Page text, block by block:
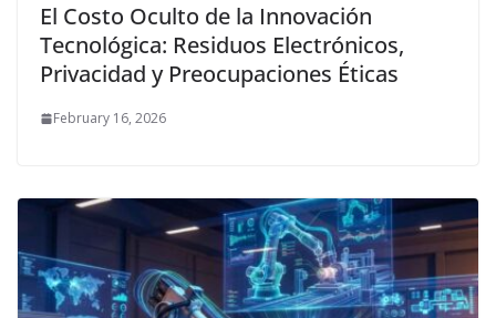
El Costo Oculto de la Innovación
Tecnológica: Residuos Electrónicos,
Privacidad y Preocupaciones Éticas
February 16, 2026